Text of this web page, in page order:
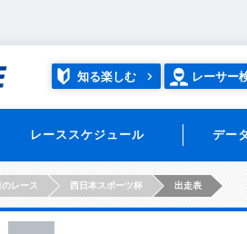
知る楽しむ レーサー
レーススケジュール デー
レース 西日本スポーツ杯 出走表